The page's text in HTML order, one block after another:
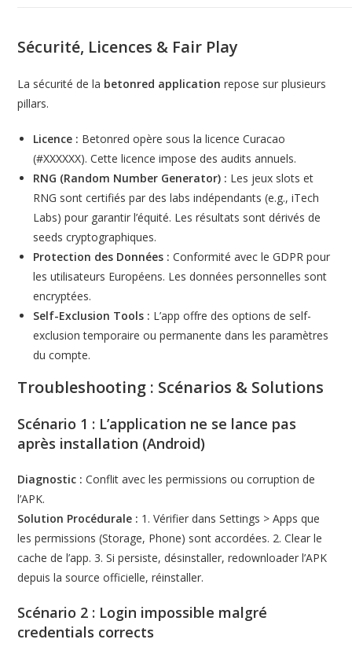
Sécurité, Licences & Fair Play
La sécurité de la betonred application repose sur plusieurs
pillars.
Licence : Betonred opère sous la licence Curacao
(#XXXXXX). Cette licence impose des audits annuels.
RNG (Random Number Generator) : Les jeux slots et
RNG sont certifiés par des labs indépendants (e.g., iTech
Labs) pour garantir l’équité. Les résultats sont dérivés de
seeds cryptographiques.
Protection des Données : Conformité avec le GDPR pour
les utilisateurs Européens. Les données personnelles sont
encryptées.
Self-Exclusion Tools : L’app offre des options de self-
exclusion temporaire ou permanente dans les paramètres
du compte.
Troubleshooting : Scénarios & Solutions
Scénario 1 : L’application ne se lance pas
après installation (Android)
Diagnostic : Conflit avec les permissions ou corruption de
l’APK.
Solution Procédurale : 1. Vérifier dans Settings > Apps que
les permissions (Storage, Phone) sont accordées. 2. Clear le
cache de l’app. 3. Si persiste, désinstaller, redownloader l’APK
depuis la source officielle, réinstaller.
Scénario 2 : Login impossible malgré
credentials corrects